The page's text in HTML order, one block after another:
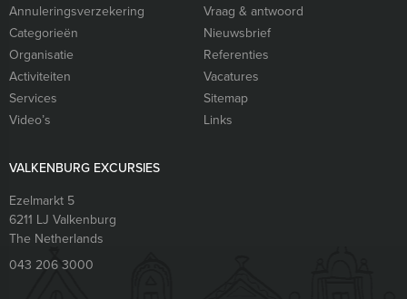
Annuleringsverzekering
Vraag & antwoord
Categorieën
Nieuwsbrief
Organisatie
Referenties
Activiteiten
Vacatures
Services
Sitemap
Video’s
Links
VALKENBURG EXCURSIES
Ezelmarkt 5
6211 LJ Valkenburg
The Netherlands
043 206 3000